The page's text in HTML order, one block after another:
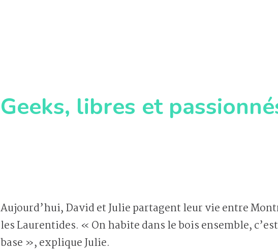
Geeks, libres et
Aujourd’hui, David et Julie partagent leur vie entre
les Laurentides. « On habite dans le bois ensemble,
base », explique Julie.